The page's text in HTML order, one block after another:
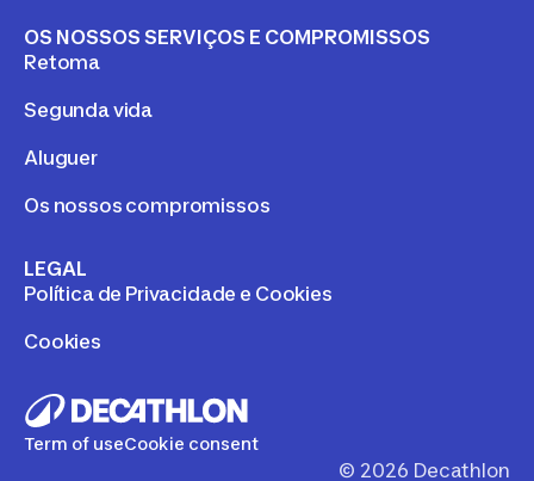
OS NOSSOS SERVIÇOS E COMPROMISSOS
Retoma
Segunda vida
Aluguer
Os nossos compromissos
LEGAL
Política de Privacidade e Cookies
Cookies
Term of useCookie consent
© 2026 Decathlon